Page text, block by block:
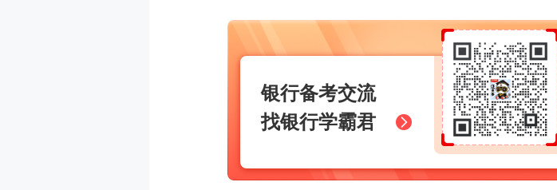
银行备考交流
找银行学霸君